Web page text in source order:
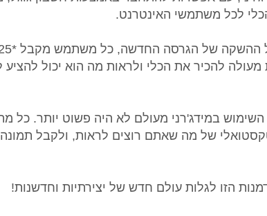
לכל משתמשי האינטרנט.
מעולה להכיר את הכלי ולראות מה הוא יכול להציע
השימוש במידג'רני מעולם לא היה פשוט יותר. כל
של מה שאתם רוצים לראות, ולקבל
הזו לגלות עולם חדש של יצירתיות וחדשנות!